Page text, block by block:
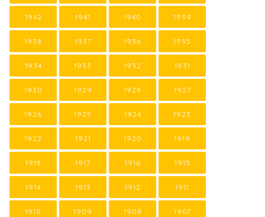
1942 1941 1940 1939
1938 1937 1936 1935
1934 1933 1932 1931
1930 1929 1928 1927
1926 1925 1924 1923
1922 1921 1920 1919
1918 1917 1916 1915
1914 1913 1912 1911
1910 1909 1908 1907